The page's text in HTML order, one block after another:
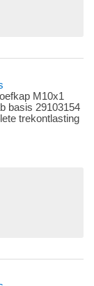
M10x1
basis 29103154
trekontlasting